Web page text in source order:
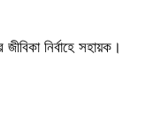
নির্বাহে সহায়ক।